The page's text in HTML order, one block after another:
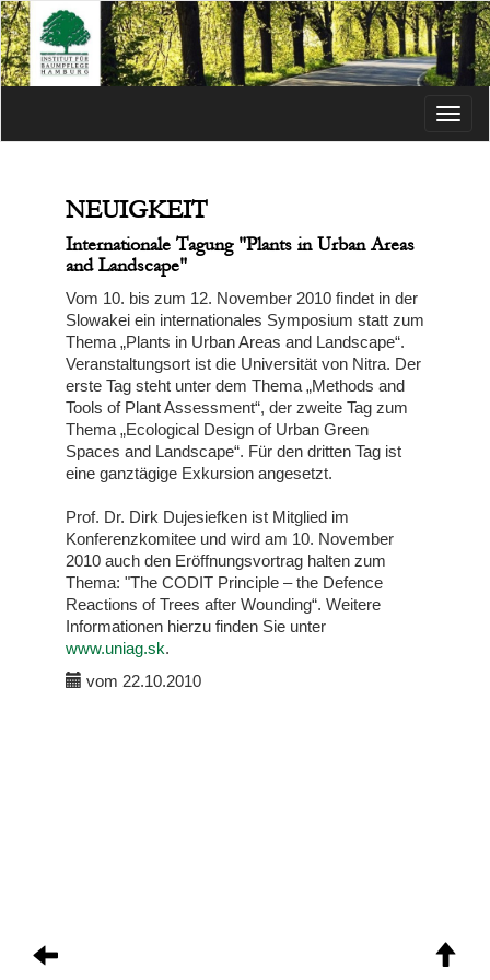
Menü
NEUIGKEIT
Internationale Tagung "Plants in Urban Areas
and Landscape"
Vom 10. bis zum 12. November 2010 findet in der
Slowakei ein internationales Symposium statt zum
Thema „Plants in Urban Areas and Landscape“.
Veranstaltungsort ist die Universität von Nitra. Der
erste Tag steht unter dem Thema „Methods and
Tools of Plant Assessment“, der zweite Tag zum
Thema „Ecological Design of Urban Green
Spaces and Landscape“. Für den dritten Tag ist
eine ganztägige Exkursion angesetzt.
Prof. Dr. Dirk Dujesiefken ist Mitglied im
Konferenzkomitee und wird am 10. November
2010 auch den Eröffnungsvortrag halten zum
Thema: "The CODIT Principle – the Defence
Reactions of Trees after Wounding“. Weitere
Informationen hierzu finden Sie unter
www.uniag.sk.
vom 22.10.2010